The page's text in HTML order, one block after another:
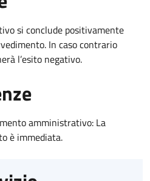
si conclude positivamente
In caso contrario
l’esito negativo.
amministrativo: La
è immediata.